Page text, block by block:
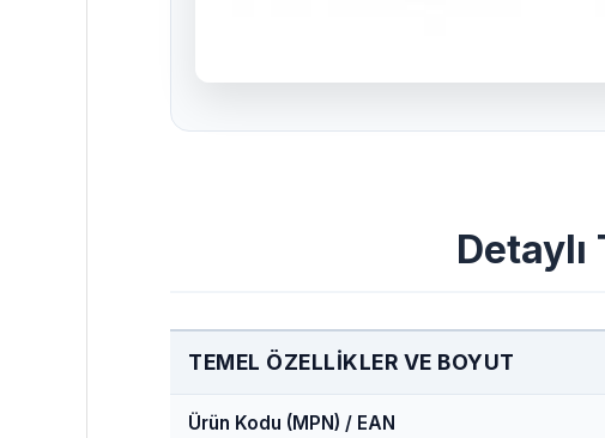
TEMEL ÖZELLIKLER VE BOYUT
Ürün Kodu (MPN) / EAN